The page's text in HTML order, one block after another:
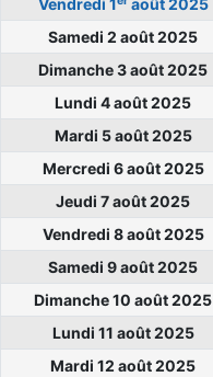
Vendredi 1
août 2025
Samedi 2 août 2025
Dimanche 3 août 2025
Lundi 4 août 2025
Mardi 5 août 2025
Mercredi 6 août 2025
Jeudi 7 août 2025
Vendredi 8 août 2025
Samedi 9 août 2025
Dimanche 10 août 2025
Lundi 11 août 2025
Mardi 12 août 2025